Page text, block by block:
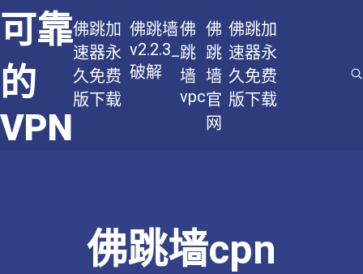
可靠
的
VPN
佛跳加
速器永
久免费
版下载
佛跳墙
v2.2.3_
破解
佛
跳
墙
vpc
佛
跳
墙
官
网
佛跳加
速器永
久免费
版下载
佛跳墙cpn